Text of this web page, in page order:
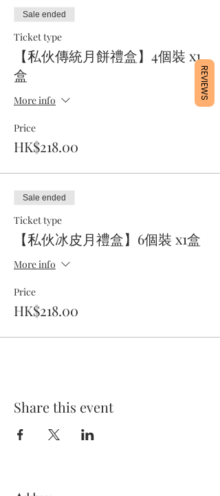
Sale ended
Ticket type
【私伙傳統月餅禮盒】4個裝 x1
盒
More info
Price
HK$218.00
Sale ended
Ticket type
【私伙冰皮月禮盒】6個裝 x1盒
More info
Price
HK$218.00
Share this event
REVIEWS